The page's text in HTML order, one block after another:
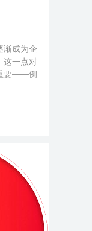
渐成为企
这一点对
要——例